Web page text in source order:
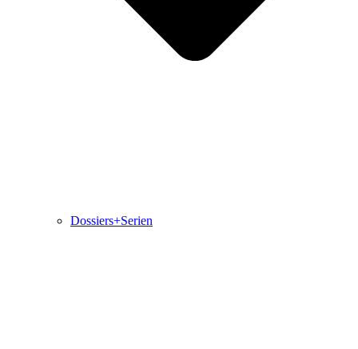
Dossiers+Serien